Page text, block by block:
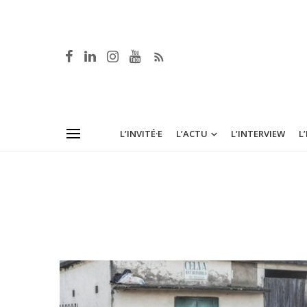
L’INVITÉ·E L’ACTU L’INTERVIEW